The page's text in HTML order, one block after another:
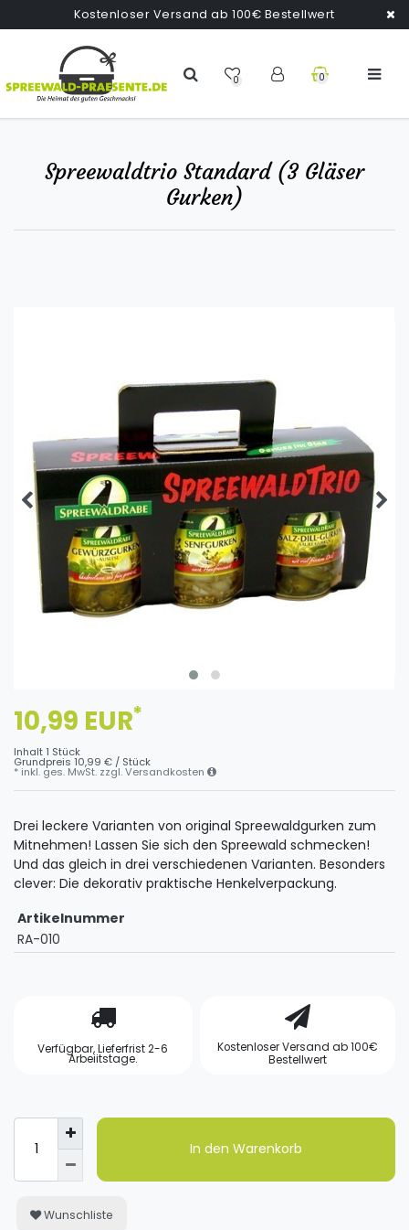
Kostenloser Versand ab 100€ Bestellwert
0 0
Spreewaldtrio Standard (3 Gläser
Gurken)
10,99 EUR*
Inhalt1 Stück
Grundpreis 10,99 € / Stück
* inkl. ges. MwSt. zzgl.Versandkosten
Drei leckere Varianten von original Spreewaldgurken zum
Mitnehmen! Lassen Sie sich den Spreewald schmecken!
Und das gleich in drei verschiedenen Varianten. Besonders
clever: Die dekorativ praktische Henkelverpackung.
Artikelnummer
RA-010
Verfügbar, Lieferfrist 2-6
Arbeiitstage.
Kostenloser Versand ab 100€
Bestellwert
In den Warenkorb
Wunschliste